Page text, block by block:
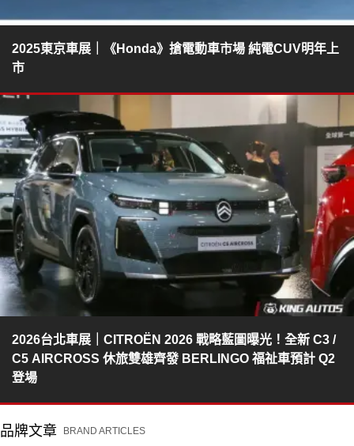
2025東京車展｜《Honda》搶電動車市場 純電CUV明年上
市
2026台北車展｜CITROËN 2026 戰略藍圖曝光！全新 C3 /
C5 AIRCROSS 休旅雙雄齊發 BERLINGO 福祉車預計 Q2
登場
品牌文章 BRAND ARTICLES